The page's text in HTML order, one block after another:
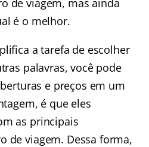
de viagem, mas ainda
é o melhor.
a tarefa de escolher
palavras, você pode
e preços em um
é que eles
as principais
de viagem. Dessa forma,